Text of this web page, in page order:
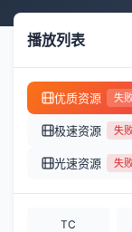
播放列表
优质资源 失
极速资源 失
光速资源 失
TC